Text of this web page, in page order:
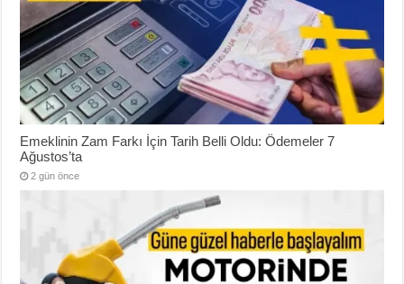
Emeklinin Zam Farkı İçin Tarih Belli Oldu: Ödemeler 7
Ağustos’ta
2 gün önce